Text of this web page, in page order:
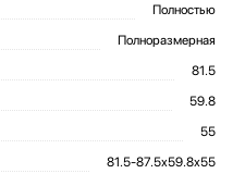
Полностью
Полноразмерная
81.5
59.8
55
81.5-87.5х59.8х55